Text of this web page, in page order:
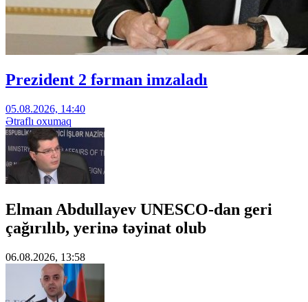
Prezident 2 fərman imzaladı
05.08.2026, 14:40
Ətraflı oxumaq
Elman Abdullayev UNESCO-dan geri
çağırılıb, yerinə təyinat olub
06.08.2026, 13:58